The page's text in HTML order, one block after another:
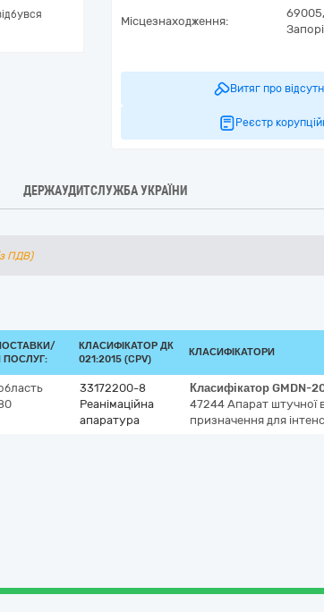
Місцезнаходження:
69005,
Витяг про
Реєстр
ДЕРЖАУДИТСЛУЖБА УКРАЇНИ
ПДВ)
ПОСЛУГ:
КЛАСИФІКАТОР ДК
021:2015 (CPV)
КЛАСИФІКАТОРИ
33172200-8
Реанімаційна
апаратура
Класифікатор GMDN-
47244 Апарат штучної
призначення для